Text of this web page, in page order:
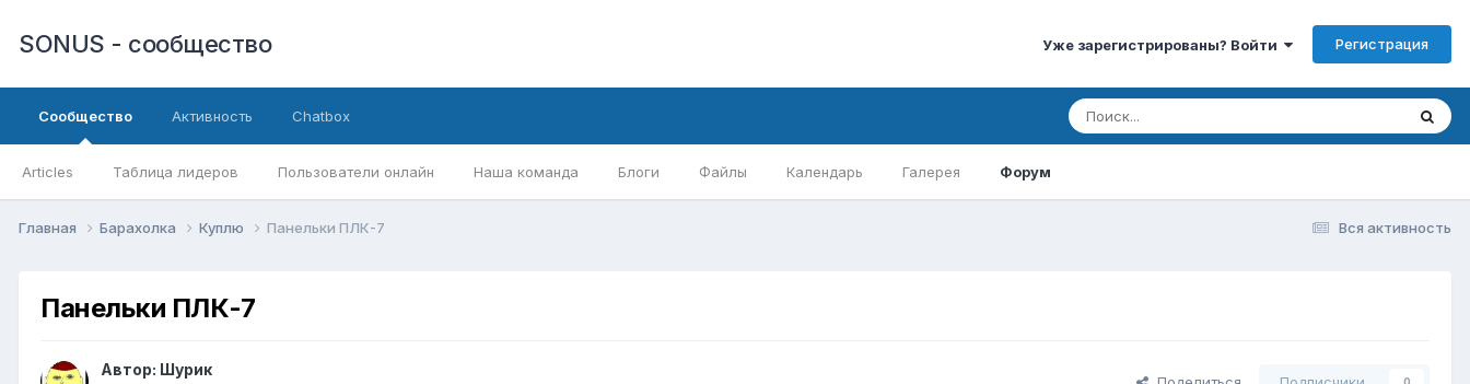
SONUS - сообщество Уже зарегистрированы? Войти Регистрация
Сообщество
Articles Таблица лидеров Пользователи онлайн Наша команда Блоги Файлы Календарь Галерея Форум
Активность Chatbox
Вся активность
Главная Барахолка Куплю Панельки ПЛК-7
Панельки ПЛК-7
Автор: Шурик